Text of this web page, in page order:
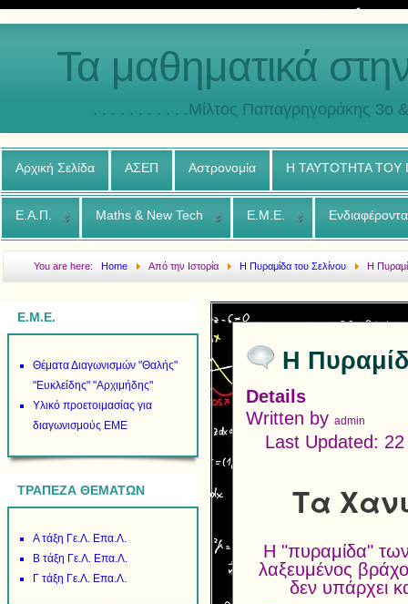
Τα μαθηματικά
. . . . . . . . . . .Μίλτος Παπαγρηγοράκης 3o
Αρχική Σελίδα ΑΣΕΠ Αστρονομία Η ΤΑΥΤΟΤΗΤΑ ΤΟΥ
Ε.Α.Π. Maths & New Tech Ε.Μ.Ε.
You are here:Home Από την Ιστορία Η Πυραμίδα του Σελίνου Η
Ε.Μ.Ε.
Θέματα Διαγωνισμών "Θαλής"
"Ευκλείδης" "Αρχιμήδης"
Υλικό προετοιμασίας για
διαγωνισμούς ΕΜΕ
ΤΡΑΠΕΖΑ ΘΕΜΑΤΩΝ
Α τάξη Γε.Λ. Επα.Λ.
Β τάξη Γε.Λ. Επα.Λ.
Γ τάξη Γε.Λ. Επα.Λ.
Η
Details
Written byadmin
Last Updated:
Τα
Η "πυραμίδα" των
λαξευμένος
δεν υπάρχει